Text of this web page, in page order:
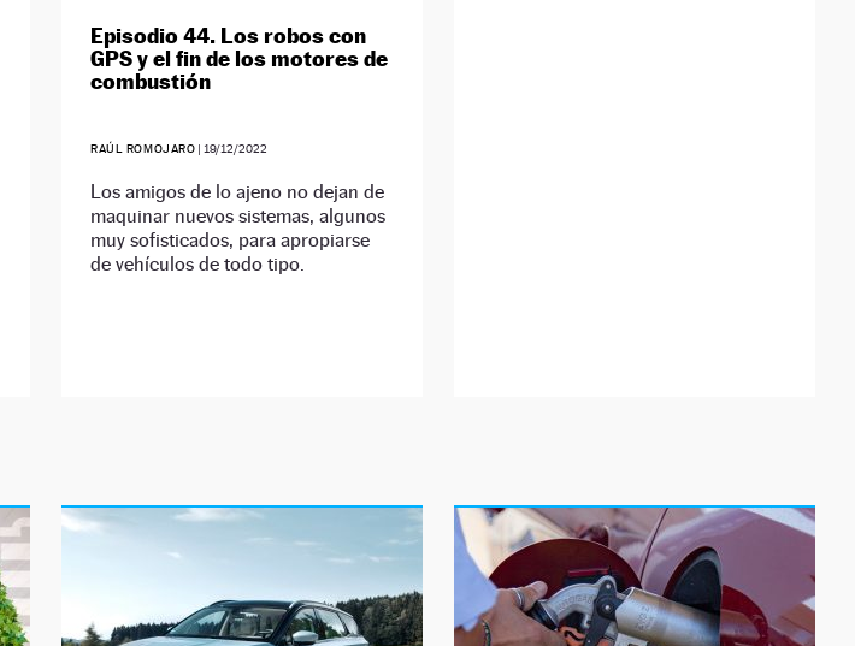
Episodio 44. Los robos con
GPS y el fin de los motores de
combustión
RAÚL ROMOJARO | 19/12/2022
Los amigos de lo ajeno no dejan de
maquinar nuevos sistemas, algunos
muy sofisticados, para apropiarse
de vehículos de todo tipo.